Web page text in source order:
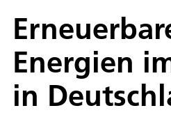
Energien
in